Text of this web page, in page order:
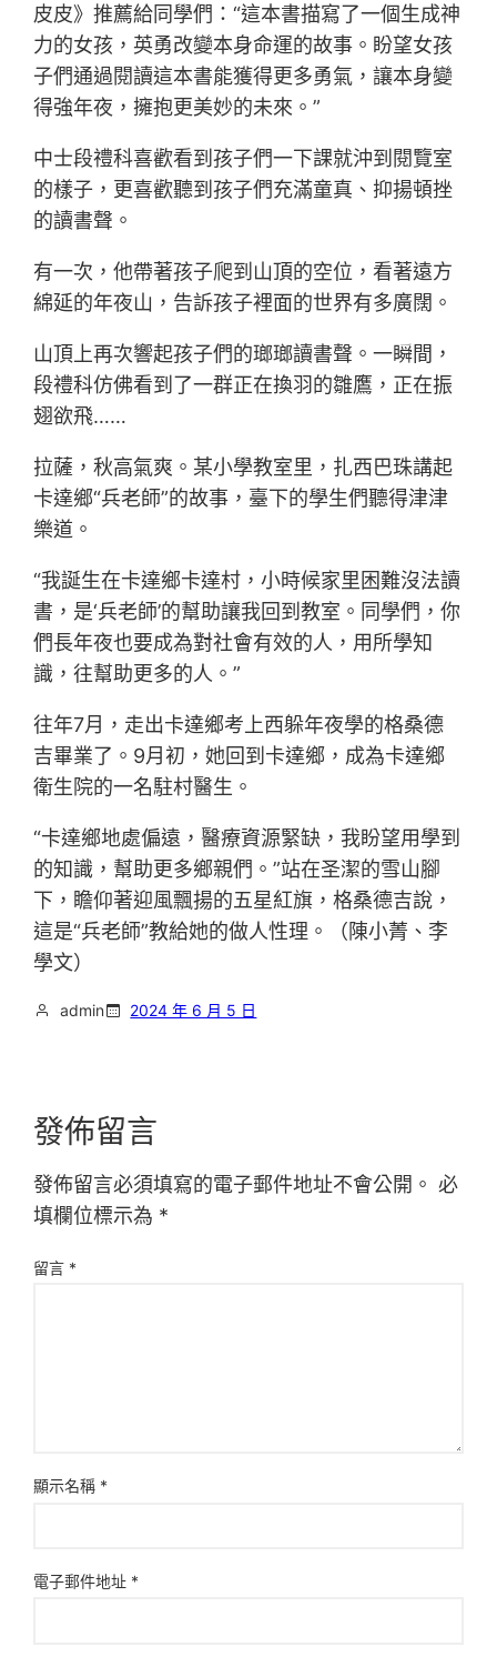
皮皮》推薦給同學們：“這本書描寫了一個生成神
力的女孩，英勇改變本身命運的故事。盼望女孩
子們通過閱讀這本書能獲得更多勇氣，讓本身變
得強年夜，擁抱更美妙的未來。”
中士段禮科喜歡看到孩子們一下課就沖到閱覽室
的樣子，更喜歡聽到孩子們充滿童真、抑揚頓挫
的讀書聲。
有一次，他帶著孩子爬到山頂的空位，看著遠方
綿延的年夜山，告訴孩子裡面的世界有多廣闊。
山頂上再次響起孩子們的瑯瑯讀書聲。一瞬間，
段禮科仿佛看到了一群正在換羽的雛鷹，正在振
翅欲飛……
拉薩，秋高氣爽。某小學教室里，扎西巴珠講起
卡達鄉“兵老師”的故事，臺下的學生們聽得津津
樂道。
“我誕生在卡達鄉卡達村，小時候家里困難沒法讀
書，是‘兵老師’的幫助讓我回到教室。同學們，你
們長年夜也要成為對社會有效的人，用所學知
識，往幫助更多的人。”
往年7月，走出卡達鄉考上西躲年夜學的格桑德
吉畢業了。9月初，她回到卡達鄉，成為卡達鄉
衛生院的一名駐村醫生。
“卡達鄉地處偏遠，醫療資源緊缺，我盼望用學到
的知識，幫助更多鄉親們。”站在圣潔的雪山腳
下，瞻仰著迎風飄揚的五星紅旗，格桑德吉說，
這是“兵老師”教給她的做人性理。（陳小菁、李
學文）
admin 2024 年 6 月 5 日
發佈留言
發佈留言必須填寫的電子郵件地址不會公開。 必
填欄位標示為 *
留言 *
顯示名稱 *
電子郵件地址 *